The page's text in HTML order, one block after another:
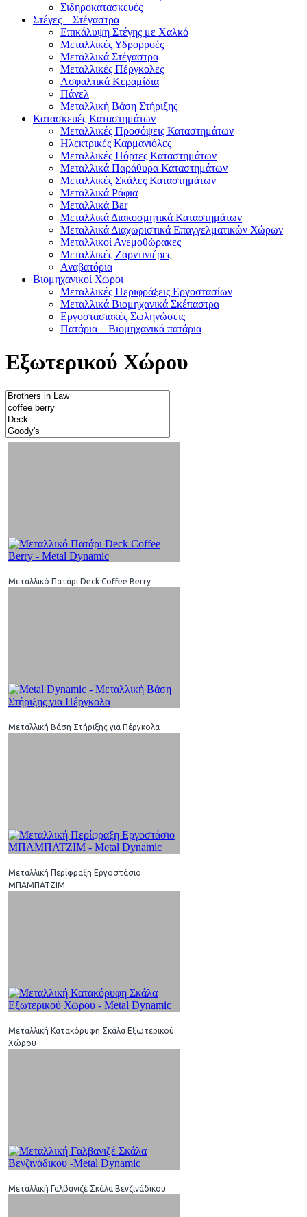
Σιδηροκατασκευές
Στέγες – Στέγαστρα
Επικάλυψη Στέγης με Χαλκό
Μεταλλικές Υδρορροές
Μεταλλικά Στέγαστρα
Μεταλλικές Πέργκολες
Ασφαλτικά Κεραμίδια
Πάνελ
Μεταλλική Βάση Στήριξης
Κατασκευές Καταστημάτων
Μεταλλικές Προσόψεις Καταστημάτων
Ηλεκτρικές Καρμανιόλες
Μεταλλικές Πόρτες Καταστημάτων
Μεταλλικά Παράθυρα Καταστημάτων
Μεταλλικές Σκάλες Καταστημάτων
Μεταλλικά Ράφια
Μεταλλικά Bar
Μεταλλικά Διακοσμητικά Καταστημάτων
Μεταλλικά Διαχωριστικά Επαγγελματικών Χώρων
Μεταλλικοί Ανεμοθώρακες
Μεταλλικές Ζαρντινιέρες
Αναβατόρια
Βιομηχανικοί Χώροι
Μεταλλικές Περιφράξεις Εργοστασίων
Μεταλλικά Βιομηχανικά Σκέπαστρα
Εργοστασιακές Σωληνώσεις
Πατάρια – Βιομηχανικά πατάρια
Εξωτερικού Χώρου
Μεταλλικό Πατάρι Deck Coffee Berry
Μεταλλική Βάση Στήριξης για Πέργκολα
Μεταλλική Περίφραξη Εργοστάσιο
ΜΠΑΜΠΑΤΖΙΜ
Μεταλλική Κατακόρυφη Σκάλα Εξωτερικού
Χώρου
Μεταλλική Γαλβανιζέ Σκάλα Βενζινάδικου